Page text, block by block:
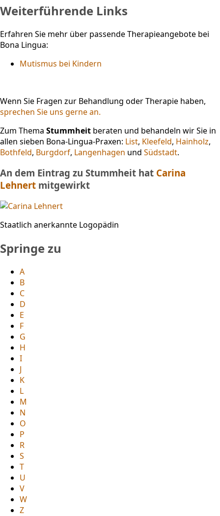
Weiterführende Links
Erfahren Sie mehr über passende Therapieangebote bei
Bona Lingua:
Mutismus bei Kindern
Wenn Sie Fragen zur Behandlung oder Therapie haben,
sprechen Sie uns gerne an.
Zum Thema Stummheit beraten und behandeln wir Sie in
allen sieben Bona-Lingua-Praxen: List, Kleefeld, Hainholz,
Bothfeld, Burgdorf, Langenhagen und Südstadt.
An dem Eintrag zu Stummheit hat Carina
Lehnert mitgewirkt
Staatlich anerkannte Logopädin
Springe zu
A
B
C
D
E
F
G
H
I
J
K
L
M
N
O
P
R
S
T
U
V
W
Z